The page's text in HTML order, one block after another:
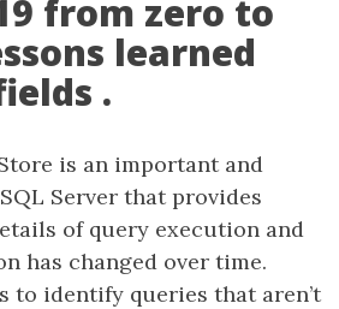
from zero to
learned
.
is an important and
Server that provides
of query execution and
has changed over time.
to identify queries that aren’t